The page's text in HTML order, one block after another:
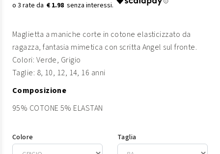
€ 1.98
Maglietta a maniche corte in cotone elasticizzato da
ragazza, fantasia mimetica con scritta Angel sul fronte.
Colori: Verde, Grigio
Taglie: 8, 10, 12, 14, 16 anni
Composizione
95% COTONE 5% ELASTAN
Colore Taglia